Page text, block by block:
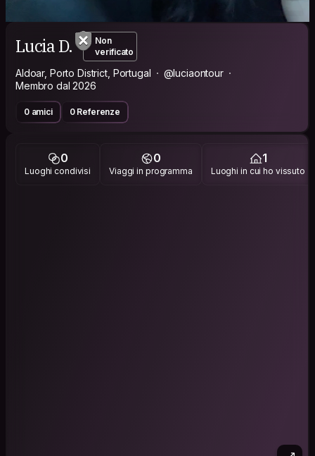
Lucia D.
Non
verificato
Aldoar, Porto District, Portugal
@luciaontour
Membro dal 2026
0 amici 0 Referenze
0
Luoghi condivisi
0
Viaggi in programma
1
Luoghi in cui ho vissuto